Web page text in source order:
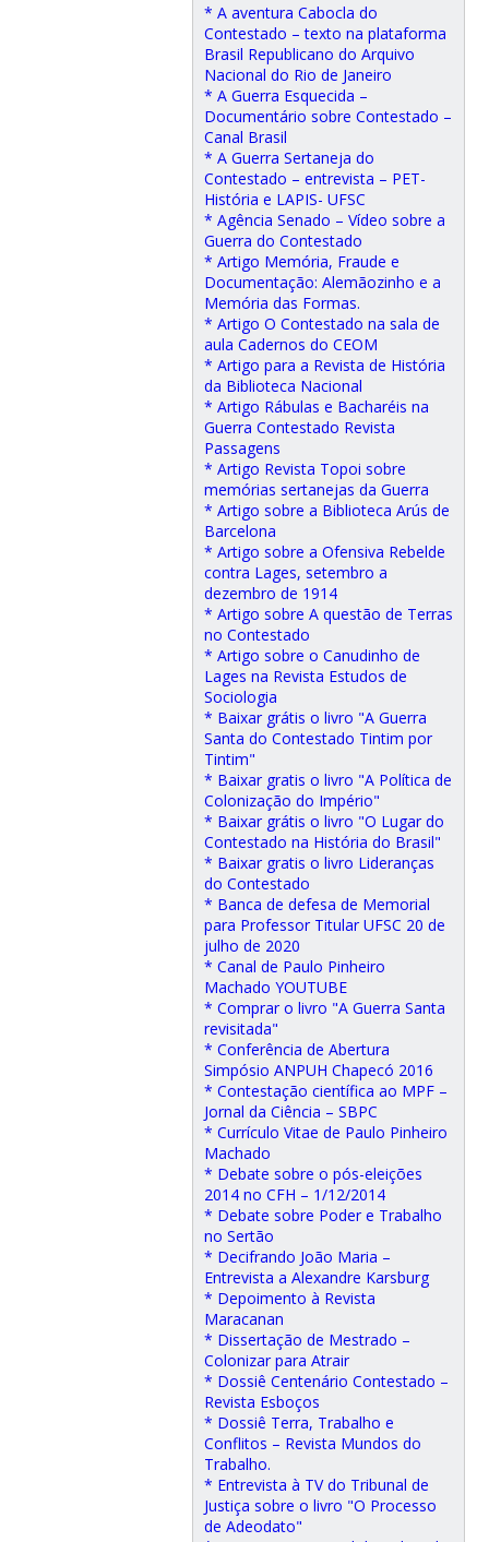
* A aventura Cabocla do
Contestado – texto na plataforma
Brasil Republicano do Arquivo
Nacional do Rio de Janeiro
* A Guerra Esquecida –
Documentário sobre Contestado –
Canal Brasil
* A Guerra Sertaneja do
Contestado – entrevista – PET-
História e LAPIS- UFSC
* Agência Senado – Vídeo sobre a
Guerra do Contestado
* Artigo Memória, Fraude e
Documentação: Alemãozinho e a
Memória das Formas.
* Artigo O Contestado na sala de
aula Cadernos do CEOM
* Artigo para a Revista de História
da Biblioteca Nacional
* Artigo Rábulas e Bacharéis na
Guerra Contestado Revista
Passagens
* Artigo Revista Topoi sobre
memórias sertanejas da Guerra
* Artigo sobre a Biblioteca Arús de
Barcelona
* Artigo sobre a Ofensiva Rebelde
contra Lages, setembro a
dezembro de 1914
* Artigo sobre A questão de Terras
no Contestado
* Artigo sobre o Canudinho de
Lages na Revista Estudos de
Sociologia
* Baixar grátis o livro "A Guerra
Santa do Contestado Tintim por
Tintim"
* Baixar gratis o livro "A Política de
Colonização do Império"
* Baixar grátis o livro "O Lugar do
Contestado na História do Brasil"
* Baixar gratis o livro Lideranças
do Contestado
* Banca de defesa de Memorial
para Professor Titular UFSC 20 de
julho de 2020
* Canal de Paulo Pinheiro
Machado YOUTUBE
* Comprar o livro "A Guerra Santa
revisitada"
* Conferência de Abertura
Simpósio ANPUH Chapecó 2016
* Contestação científica ao MPF –
Jornal da Ciência – SBPC
* Currículo Vitae de Paulo Pinheiro
Machado
* Debate sobre o pós-eleições
2014 no CFH – 1/12/2014
* Debate sobre Poder e Trabalho
no Sertão
* Decifrando João Maria –
Entrevista a Alexandre Karsburg
* Depoimento à Revista
Maracanan
* Dissertação de Mestrado –
Colonizar para Atrair
* Dossiê Centenário Contestado –
Revista Esboços
* Dossiê Terra, Trabalho e
Conflitos – Revista Mundos do
Trabalho.
* Entrevista à TV do Tribunal de
Justiça sobre o livro "O Processo
de Adeodato"